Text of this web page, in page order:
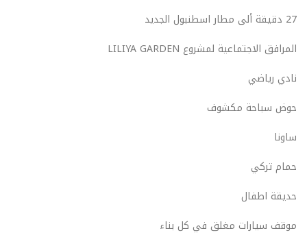
27 دقيقة ألى مطار اسطنبول الجديد
المرافق الاجتماعية لمشروع LILIYA GARDEN
نادي رياضي
حوض سباحة مكشوف
ساونا
حمام تركي
حديقة اطفال
موقف سيارات مغلق في كل بناء